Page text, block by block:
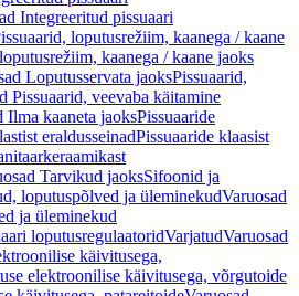
Integreeritud pissuaari
loputusrežiim, kaanega / kaane
kaanega / kaane jaoks
Loputusservata jaoksPissuaarid,
Pissuaarid, veevaba käitamine
Ilma kaaneta jaoksPissuaaride
eraldusseinadPissuaaride klaasist
Tarvikud jaoksSifoonid ja
loputuspõlved ja üleminekudVaruosad
ja üleminekud
loputusregulaatoridVarjatudVaruosad
käivitusega,
elektroonilise käivitusega, võrgutoide